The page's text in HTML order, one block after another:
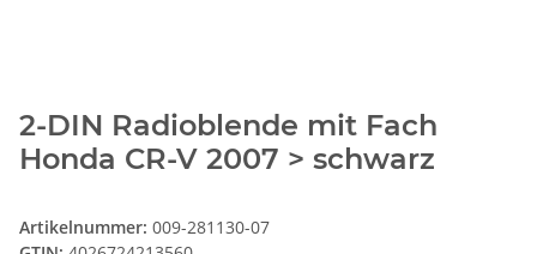
2-DIN Radioblende mit Fach
Honda CR-V 2007 > schwarz
Artikelnummer: 009-281130-07